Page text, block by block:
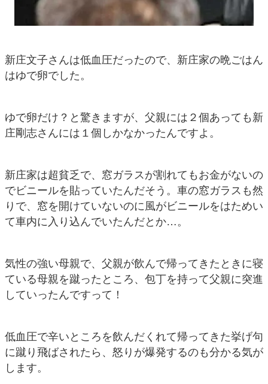
新庄文子さんは低血圧だったので、新庄家の晩ごはん
はゆで卵でした。
ゆで卵だけ？と驚きますが、父親には２個あっても新
庄剛志さんには１個しかなかったんですよ。
新庄家は超貧乏で、窓ガラスが割れてもお金がないの
でビニールを貼っていたんだそう。車の窓ガラスも然
りで、窓を開けていないのに風がビニールをはためい
て車内に入り込んでいたんだとか…。
気性の強い母親で、父親が飲んで帰ってきたときに寝
ている母親を蹴ったところ、包丁を持って父親に突進
していったんですって！
低血圧で辛いところを飲んだくれて帰ってきた挙げ句
に蹴り飛ばされたら、怒りが爆発するのも分かる気が
します。